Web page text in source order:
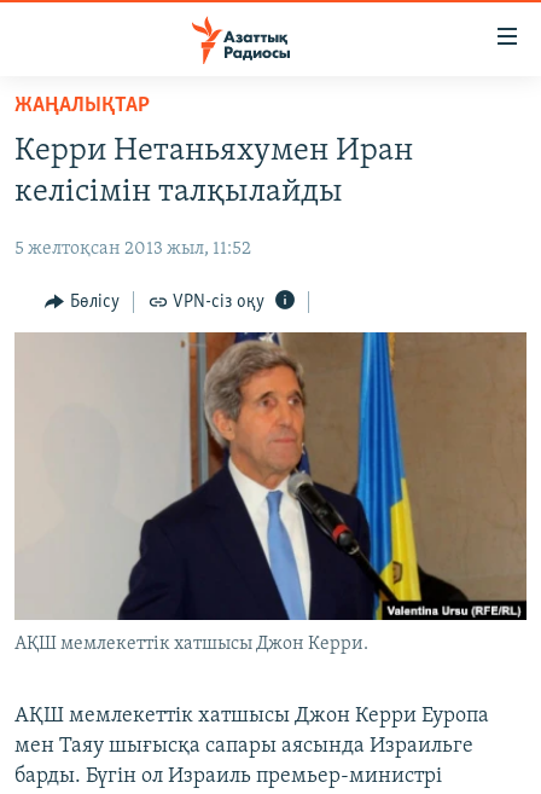
Skip
main
content
to
Navigation
Skip
САЯСАТ
ҚАҢТАР ОҚИҒАСЫ
АДАМ ҚҰҚЫҚТАРЫ
ЖАҢАЛЫҚТАР
Керри Нетаньяхумен Иран
келісімін талқылайды
5 желтоқсан 2013 жыл, 11:52
Бөлісу VPN-сіз оқу
АҚШ мемлекеттік хатшысы Джон Керри.
АҚШ мемлекеттік хатшысы Джон Керри Еуропа
мен Таяу шығысқа сапары аясында Израильге
барды. Бүгін ол Израиль премьер-министрі